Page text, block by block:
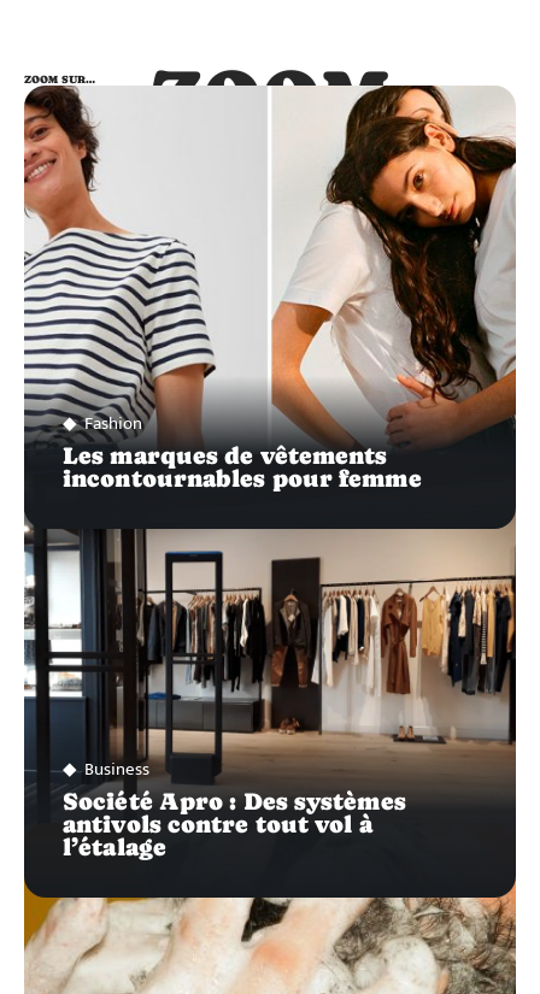
ZOOM
SUR…
ZOOM SUR…
Fashion
Les marques de vêtements
incontournables pour femme
Business
Société Apro : Des systèmes
antivols contre tout vol à
l’étalage